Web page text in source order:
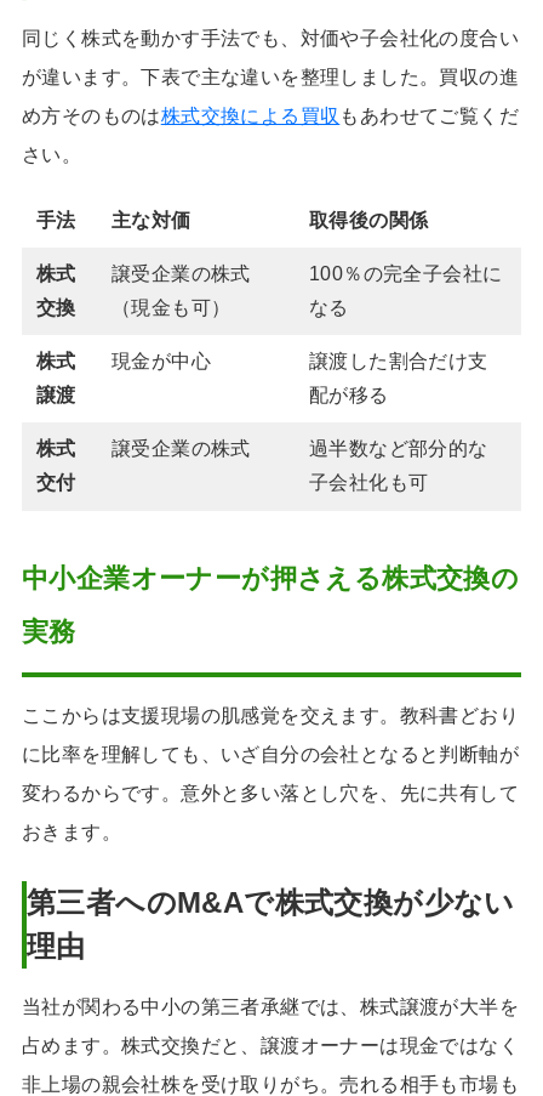
同じく株式を動かす手法でも、対価や子会社化の度合い
が違います。下表で主な違いを整理しました。買収の進
め方そのものは株式交換による買収 もあわせてご覧くだ
さい。
手法 主な対価 取得後の関係
株式
交換
譲受企業の株式
（現金も可）
100％の完全子会社に
なる
株式
譲渡
現金が中心
譲渡した割合だけ支
配が移る
株式
交付
譲受企業の株式
過半数など部分的な
子会社化も可
中小企業オーナーが押さえる株式交換の
実務
ここからは支援現場の肌感覚を交えます。教科書どおり
に比率を理解しても、いざ自分の会社となると判断軸が
変わるからです。意外と多い落とし穴を、先に共有して
おきます。
第三者へのM&Aで株式交換が少ない
理由
当社が関わる中小の第三者承継では、株式譲渡が大半を
占めます。株式交換だと、譲渡オーナーは現金ではなく
非上場の親会社株を受け取りがち。売れる相手も市場も